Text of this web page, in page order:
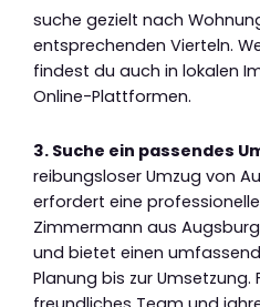
suche gezielt nach
entsprechenden Vierteln.
findest du auch in lokalen
Online-Plattformen.
3. Suche ein passendes
reibungsloser Umzug von
erfordert eine
Zimmermann aus
und bietet einen
Planung bis zur Umsetzung.